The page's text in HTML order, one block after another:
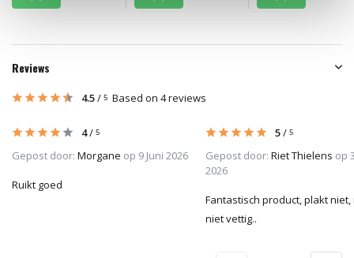
Reviews
4.5/ 5 Based on 4 reviews
4/ 5
Gepost door: Morgane op 9 Juni 2026
Ruikt goed
5/ 5
Gepost door: Riet Thielens op
2026
Fantastisch product, plakt niet,
niet vettig..